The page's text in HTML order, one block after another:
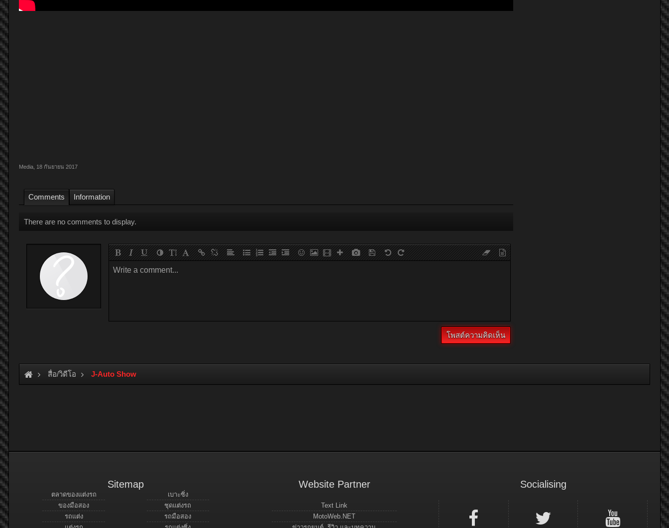
Media 18 กันยายน 2017
Comments Information
There are no comments to display.
Write a comment...
สื่อ/วิดีโอ J-Auto Show
Sitemap
ตลาดของแต่งรถ
ของมือสอง
รถแต่ง
เบาะซิ่ง
ชุดแต่งรถ
รถมือสอง
Website Partner
Text Link
MotoWeb.NET
Socialising